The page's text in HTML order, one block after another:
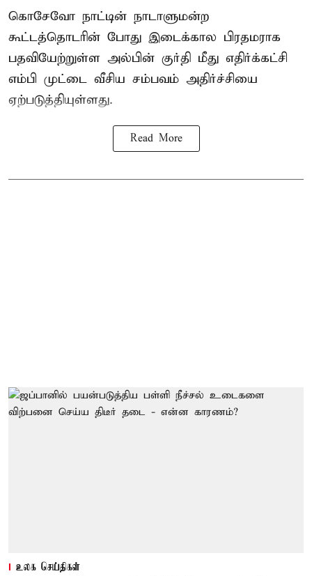
கொசேவோ நாட்டின் நாடாளுமன்ற
கூட்டத்தொடரின் போது இடைக்கால பிரதமராக
பதவியேற்றுள்ள அல்பின் குர்தி மீது எதிர்க்கட்சி
எம்பி முட்டை வீசிய சம்பவம் அதிர்ச்சியை
ஏற்படுத்தியுள்ளது.
Read More
உலக செய்திகள்